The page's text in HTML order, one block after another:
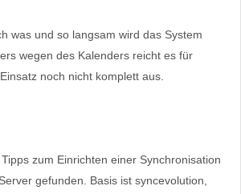
was und so langsam wird das System
wegen des Kalenders reicht es für
noch nicht komplett aus.
zum Einrichten einer Synchronisation
gefunden. Basis ist syncevolution,